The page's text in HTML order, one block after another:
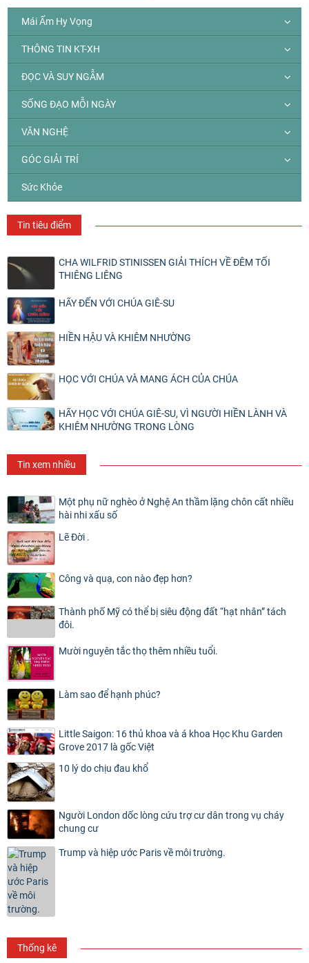
Mái Ấm Hy Vọng
THÔNG TIN KT-XH
ĐỌC VÀ SUY NGẪM
SỐNG ĐẠO MỖI NGÀY
VĂN NGHỆ
GÓC GIẢI TRÍ
Sức Khỏe
Tin tiêu điểm
CHA WILFRID STINISSEN GIẢI THÍCH VỀ ĐÊM TỐI
THIÊNG LIÊNG
HÃY ĐẾN VỚI CHÚA GIÊ-SU
HIỀN HẬU VÀ KHIÊM NHƯỜNG
HỌC VỚI CHÚA VÀ MANG ÁCH CỦA CHÚA
HÃY HỌC VỚI CHÚA GIÊ-SU, VÌ NGƯỜI HIỀN LÀNH VÀ
KHIÊM NHƯỜNG TRONG LÒNG
Tin xem nhiều
Một phụ nữ nghèo ở Nghệ An thầm lặng chôn cất nhiều
hài nhi xấu số
Lẽ Đời .
Công và quạ, con nào đẹp hơn?
Thành phố Mỹ có thể bị siêu động đất “hạt nhân” tách
đôi.
Mười nguyên tắc thọ thêm nhiều tuổi.
Làm sao để hạnh phúc?
Little Saigon: 16 thủ khoa và á khoa Học Khu Garden
Grove 2017 là gốc Việt
10 lý do chịu đau khổ
Người London dốc lòng cứu trợ cư dân trong vụ cháy
chung cư
Trump và hiệp ước Paris về môi trường.
Thống kê